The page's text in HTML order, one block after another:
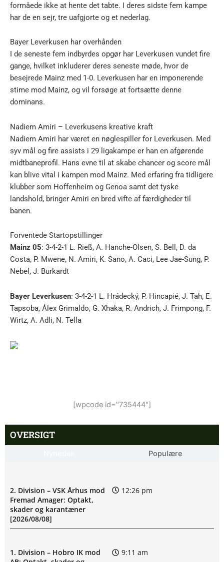
formåede ikke at hente det tabte. I deres sidste fem kampe
har de en sejr, tre uafgjorte og et nederlag.
Bayer Leverkusen har overhånden
I de seneste fem indbyrdes opgør har Leverkusen vundet fire
gange, hvilket inkluderer deres seneste møde, hvor de
besejrede Mainz med 1-0. Leverkusen har en imponerende
stime mod Mainz, og vil forsøge at fortsætte denne
dominans.
Nadiem Amiri – Leverkusens kreative kraft
Nadiem Amiri har været en nøglespiller for Leverkusen. Med
syv mål og fire assists i 29 ligakampe er han en afgørende
midtbaneprofil. Hans evne til at skabe chancer og score mål
kan blive vital i kampen mod Mainz. Med erfaring fra tidligere
klubber som Hoffenheim og Genoa samt det tyske
landshold, bringer Amiri en bred vifte af færdigheder til
banen.
Forventede Startopstillinger
Mainz 05: 3-4-2-1 L. Rieß, A. Hanche-Olsen, S. Bell, D. da
Costa, P. Mwene, N. Amiri, K. Sano, A. Caci, Lee Jae-Sung, P.
Nebel, J. Burkardt
Bayer Leverkusen: 3-4-2-1 L. Hrádecký, P. Hincapié, J. Tah, E.
Tapsoba, Álex Grimaldo, G. Xhaka, R. Andrich, J. Frimpong, F.
Wirtz, A. Adli, N. Tella
[wpcode id="735444"]
OVERSIGT
Populære
2. Division – VSK Århus mod
Fremad Amager: Optakt,
skader og karantæner
[2026/08/08]
12:26 pm
1. Division – Hobro IK mod
AB: Optakt, skader og
9:11 am